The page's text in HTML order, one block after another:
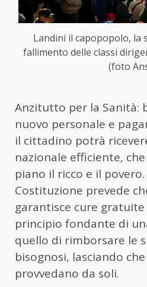
Landini il capopopolo, la
fallimento delle classi
(foto
Anzitutto per la Sanità:
nuovo personale e
il cittadino potrà
nazionale efficiente,
piano il ricco e il povero.
Costituzione prevede
garantisce cure
principio fondante di
quello di rimborsare le
bisognosi, lasciando
provvedano da soli.